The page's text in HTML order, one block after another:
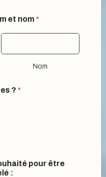
et nom *
Nom
? *
pour être
: